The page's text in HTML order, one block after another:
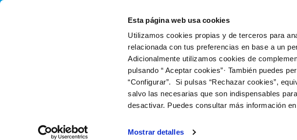
Esta página web usa cookies
Utilizamos cookies propias y de terceros para
relacionada con tus preferencias en base a un
Adicionalmente utilizamos cookies de
pulsando “ Aceptar cookies”· También puedes
“Configurar”. Si pulsas “Rechazar cookies”,
salvo las necesarias que son indispensables
desactivar. Puedes consultar más información
Mostrar detalles
QUIÉNES SOMOS QUÉ HACEMOS